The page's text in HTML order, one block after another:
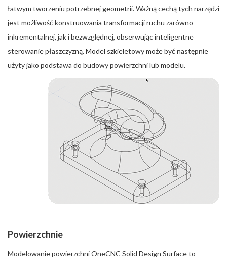
łatwym tworzeniu potrzebnej geometrii. Ważną cechą tych narzędzi
jest możliwość konstruowania transformacji ruchu zarówno
inkrementalnej, jak i bezwzględnej, obserwując inteligentne
sterowanie płaszczyzną. Model szkieletowy może być następnie
użyty jako podstawa do budowy powierzchni lub modelu.
Powierzchnie
Modelowanie powierzchni OneCNC Solid Design Surface to